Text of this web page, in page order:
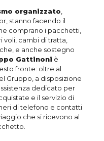
organizzato
stanno facendo il
comprano i pacchetti,
voli, cambi di tratta,
e anche sostegno
Gattinoni è
fronte: oltre al
Gruppo, a disposizione
dedicato per
e il servizio di
di telefono e contatti
che si ricevono al